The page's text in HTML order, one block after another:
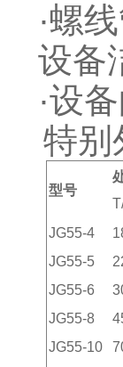
·螺
设备
·设
特别
型号
JG55-4
JG55-5
JG55-6
JG55-8
JG55-10